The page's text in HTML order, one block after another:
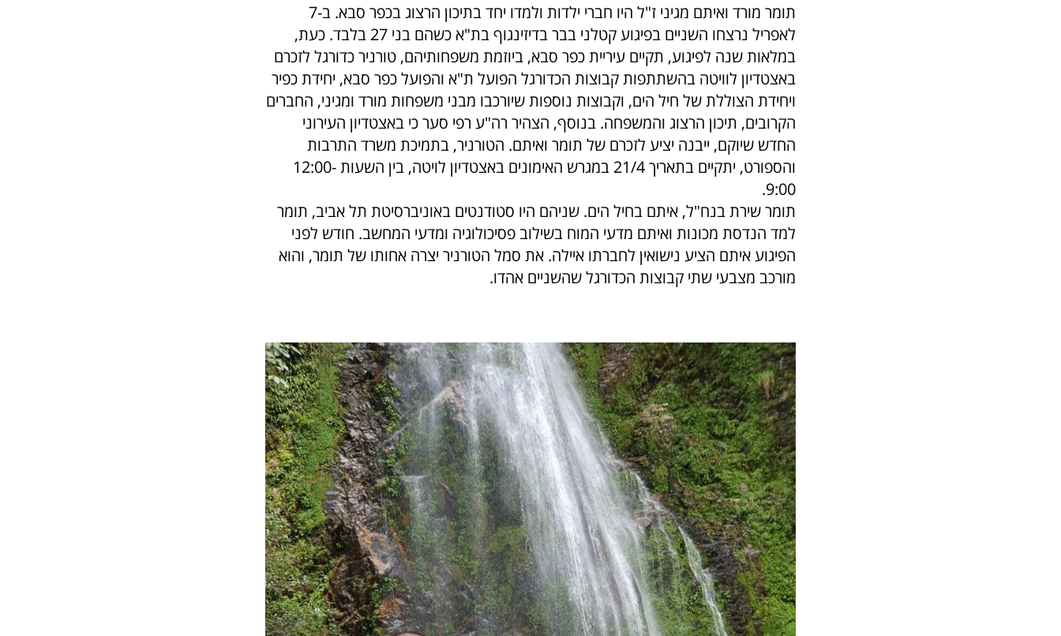
תומר מורד ואיתם מגיני ז"ל היו חברי ילדות ולמדו יחד בתיכון הרצוג בכפר סבא. ב-7
לאפריל נרצחו השניים בפיגוע קטלני בבר בדיזינגוף בת"א כשהם בני 27 בלבד. כעת,
במלאות שנה לפיגוע, תקיים עיריית כפר סבא, ביוזמת משפחותיהם, טורניר כדורגל לזכרם
באצטדיון לוויטה בהשתתפות קבוצות הכדורגל הפועל ת"א והפועל כפר סבא, יחידת כפיר
ויחידת הצוללת של חיל הים, וקבוצות נוספות שיורכבו מבני משפחות מורד ומגיני, החברים
הקרובים, תיכון הרצוג והמשפחה. בנוסף, הצהיר רה"ע רפי סער כי באצטדיון העירוני
החדש שיוקם, ייבנה יציע לזכרם של תומר ואיתם. הטורניר, בתמיכת משרד התרבות
והספורט, יתקיים בתאריך 21/4 במגרש האימונים באצטדיון לויטה, בין השעות 12:00-
9:00.
תומר שירת בנח"ל, איתם בחיל הים. שניהם היו סטודנטים באוניברסיטת תל אביב, תומר
למד הנדסת מכונות ואיתם מדעי המוח בשילוב פסיכולוגיה ומדעי המחשב. חודש לפני
הפיגוע איתם הציע נישואין לחברתו איילה. את סמל הטורניר יצרה אחותו של תומר, והוא
מורכב מצבעי שתי קבוצות הכדורגל שהשניים אהדו.